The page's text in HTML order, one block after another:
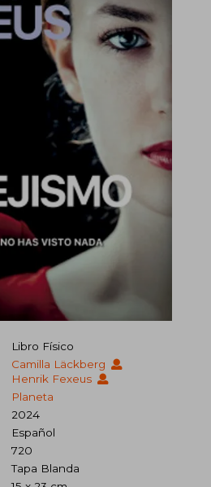
Libro Físico
Camilla Läckberg
Henrik Fexeus
Planeta
2024
Español
720
Tapa Blanda